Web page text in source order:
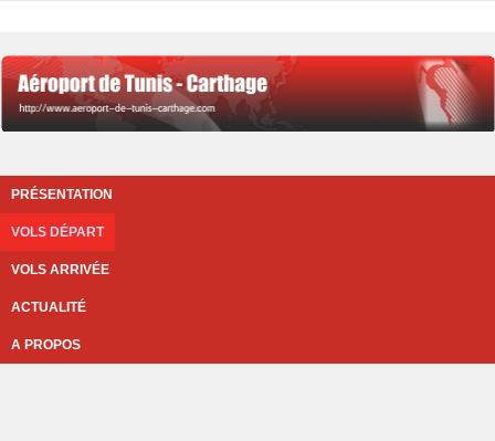
PRÉSENTATION
VOLS DÉPART
VOLS ARRIVÉE
ACTUALITÉ
A PROPOS